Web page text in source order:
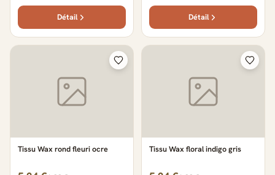
Détail Détail
Tissu Wax rond fleuri ocre Tissu Wax floral indigo gris